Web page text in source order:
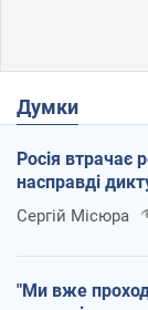
Думки
Росія втрачає
насправді
Сергій Місюра
"Ми вже